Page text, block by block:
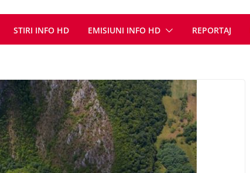
din
cu
STIRI INFO HD EMISIUNI INFO HD REPORTAJ